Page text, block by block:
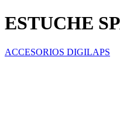
ESTUCHE
ACCESORIOS DIGILAPS